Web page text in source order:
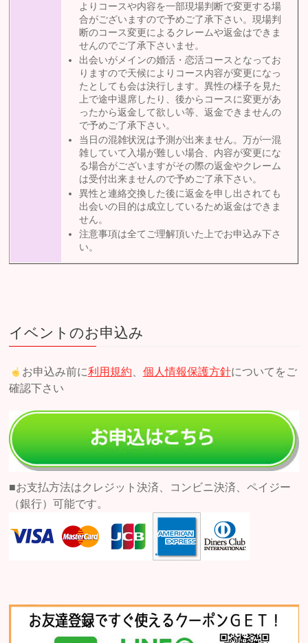
よりコースや内容を一部現場判断で変更する場
合がございますので予めご了承下さい。現場判
断のコース変更によるクレームや返金はできま
せんのでご了承下さいませ。
出会いがメインの婚活・恋活コースとなってお
りますので天候によりコース内容が変更になっ
たとしても会は決行します。異性の様子を見た
上で途中退席したり、後からコースに変更があ
ったから返金して欲しい等、返金できませんの
で予めご了承下さい。
当日の混雑状況は予測が出来ません。万が一混
雑していて入場が難しい場合、内容が変更にな
る場合がございますがその際の返金やクレーム
は受付出来ませんので予めご了承下さい。
異性と連絡交換した後に返金を申し出されても
出会いの目的は成立しているため返金はできま
せん。
注意事項は全てご理解頂いた上でお申込み下さ
い。
イベントのお申込み
お申込み前に利用規約 個人情報保護方針についてをご
確認下さい
■お支払方法はクレジット決済、コンビニ決済、ペイジー
（銀行）可能です。